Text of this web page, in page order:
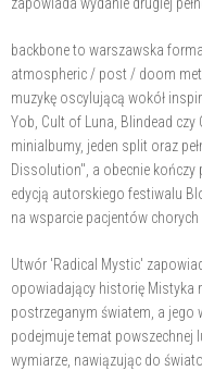
zapowiada wydanie drugiej
backbone to warszawska
atmospheric / post / doom
muzykę oscylującą wokół
Yob, Cult of Luna, Blindead
minialbumy, jeden split oraz
Dissolution", a obecnie kończy
edycją autorskiego festiwalu
na wsparcie pacjentów chorych
Utwór 'Radical Mystic'
opowiadający historię Mistyka
postrzeganym światem, a jego
podejmuje temat powszechnej
wymiarze, nawiązując do